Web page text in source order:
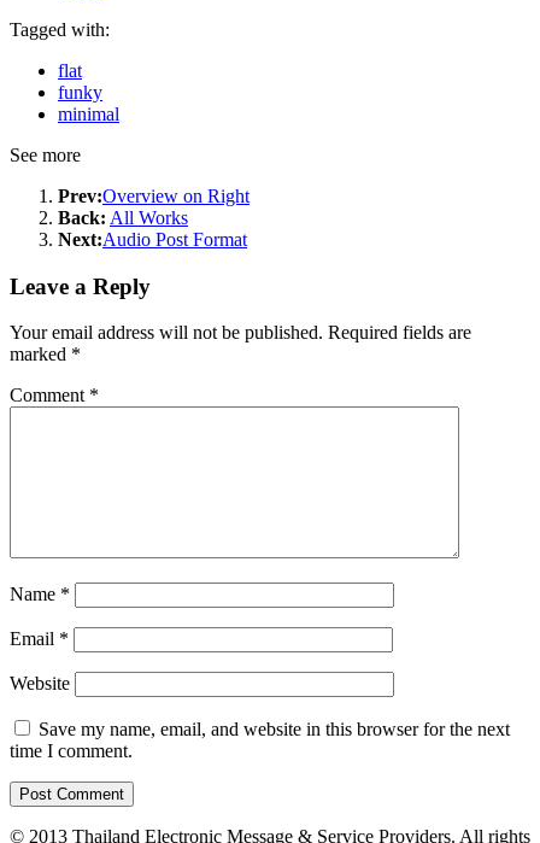
Tagged with:
flat
funky
minimal
See more
Prev:Overview on Right
Back: All Works
Next:Audio Post Format
Leave a Reply
Your email address will not be published. Required fields are
marked *
Comment *
Name *
Email *
Website
Save my name, email, and website in this browser for the next
time I comment.
© 2013 Thailand Electronic Message & Service Providers. All rights